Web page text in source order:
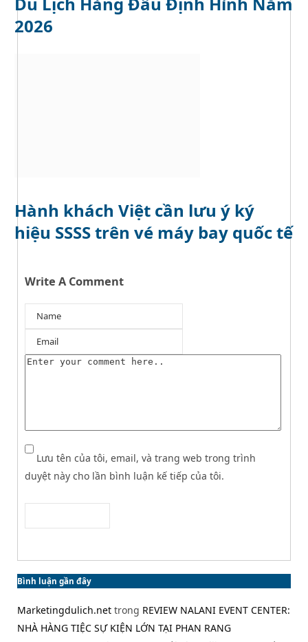
2026
Hành khách Việt cần lưu ý ký
hiệu SSSS trên vé máy bay quốc tế
Write A Comment
Lưu tên của tôi, email, và trang web trong trình
duyệt này cho lần bình luận kế tiếp của tôi.
Bình luận gần đây
Marketingdulich.net trong REVIEW NALANI EVENT CENTER:
NHÀ HÀNG TIỆC SỰ KIỆN LỚN TẠI PHAN RANG